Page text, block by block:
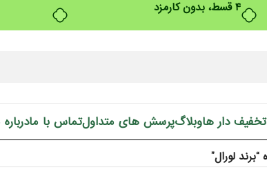
تخفیف دار هاوبلاگپرسش های متداولتماس با ما
لورال”